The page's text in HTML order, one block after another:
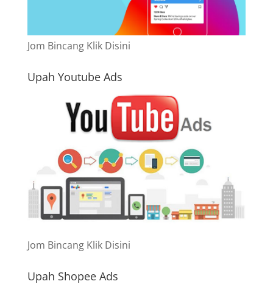
Jom Bincang Klik Disini
Upah Youtube Ads
Jom Bincang Klik Disini
Upah Shopee Ads